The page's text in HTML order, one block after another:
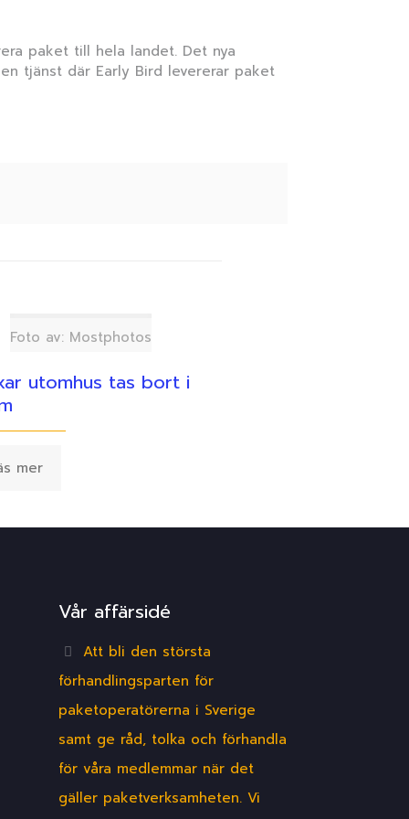
paket till hela landet. Det nya
tjänst där Early Bird levererar paket
Foto av: Mostphotos
utomhus tas bort i
mer
Vår affärsidé
Att bli den största
förhandlingsparten för
paketoperatörerna i Sverige
samt ge råd, tolka och förhandla
för våra medlemmar när det
gäller paketverksamheten. Vi